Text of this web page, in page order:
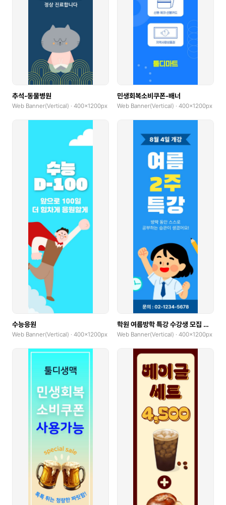
추석-동물병원
Web Banner(Vertical) · 400x1200px
민생회복소비쿠폰-배너
Web Banner(Vertical) · 400x1200px
수능응원
Web Banner(Vertical) · 400x1200px
학원 여름방학 특강 수강생 모집 안내
Web Banner(Vertical) · 400x1200px